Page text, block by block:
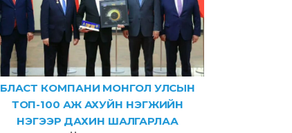
БЛАСТ КОМПАНИ МОНГОЛ УЛСЫН
ТОП-100 АЖ АХУЙН НЭГЖИЙН
НЭГЭЭР ДАХИН ШАЛГАРЛАА